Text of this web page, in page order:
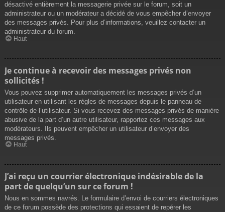
désactivé entièrement la messagerie privée sur le forum, soit un
administrateur ou un modérateur a décidé de vous empêcher d’envoyer
des messages privés. Pour plus d’informations, veuillez contacter un
administrateur du forum.
Haut
Je continue à recevoir des messages privés non
sollicités !
Vous pouvez supprimer automatiquement les messages privés d’un
utilisateur en utilisant les règles de messages depuis le panneau de
contrôle de l’utilisateur. Si vous recevez des messages privés de manière
abusive de la part d’un autre utilisateur, rapportez ces messages aux
modérateurs. Ils peuvent empêcher un utilisateur d’envoyer des
messages privés.
Haut
J’ai reçu un courrier électronique indésirable de la
part de quelqu’un sur ce forum !
Nous en sommes navrés. Le formulaire d’envoi de courriers électroniques
de ce forum possède des protections qui essaient de repérer les